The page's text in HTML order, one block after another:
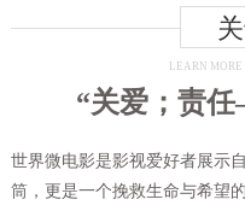
LEARN
“关爱；责
世界微电影是影视爱好者展示
筒，更是一个挽救生命与希望